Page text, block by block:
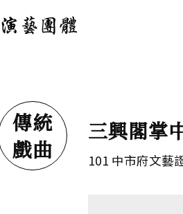
案演藝團體
傳統
戲曲
三興閣掌
101 中市府文藝